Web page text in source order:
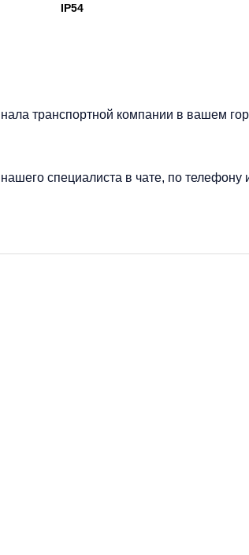
IP54
транспортной компании в вашем
специалиста в чате, по телефону